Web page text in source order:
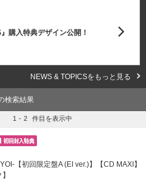
購入特典デザイン公開！
NEWS & TOPICSをもっと見る
検索結果
1 - 2 件目を表示中
【初回限定盤A (EI ver.)】【CD MAXI】